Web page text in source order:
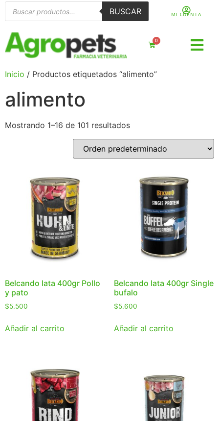
BUSCAR MI CUENTA
0
Inicio / Productos etiquetados “alimento”
alimento
Mostrando 1–16 de 101 resultados
Belcando lata 400gr Pollo
y pato
$5.500
Añadir al carrito
Belcando lata 400gr Single
bufalo
$5.600
Añadir al carrito